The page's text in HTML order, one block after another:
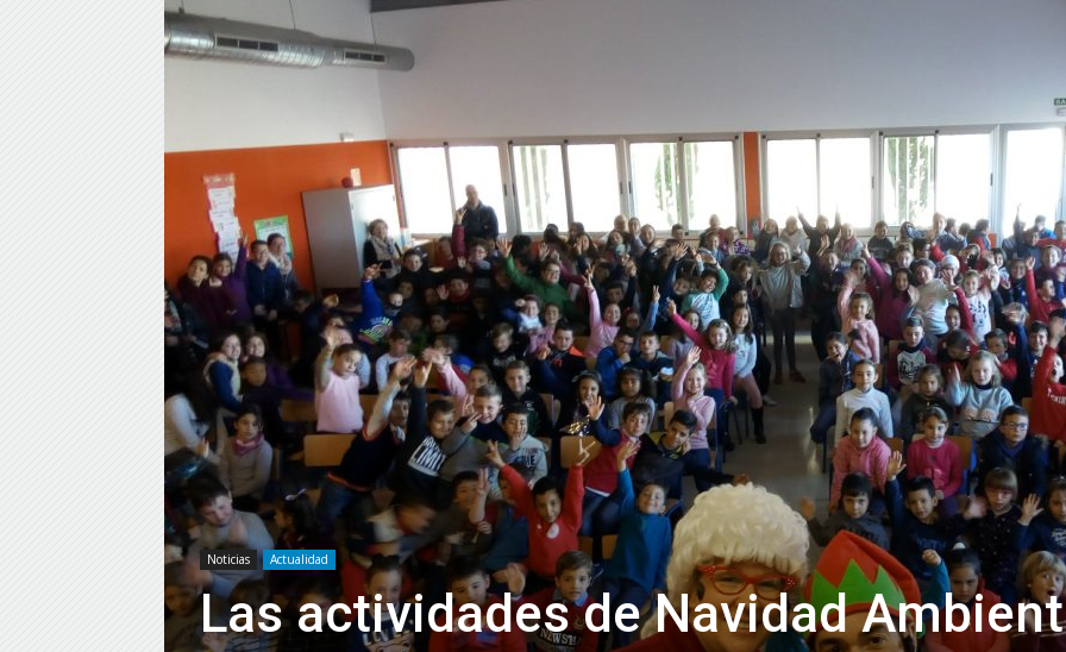
de
Almería
Noticias Actualidad
Las actividades de Navidad